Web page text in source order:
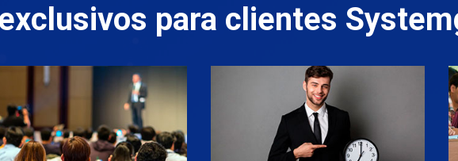
para clientes